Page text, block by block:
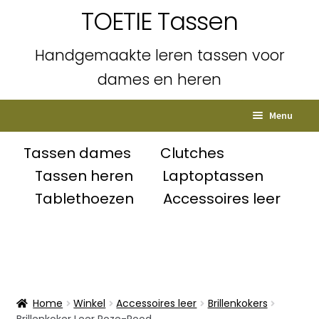
TOETIE Tassen
Handgemaakte leren tassen voor
dames en heren
navigatie
inhoud
Menu
Home
Mijn account
Tassen dames
Clutches
Tassen heren
Laptoptassen
Tablethoezen
Accessoires leer
Home Winkel Accessoires leer
Brillenkokers